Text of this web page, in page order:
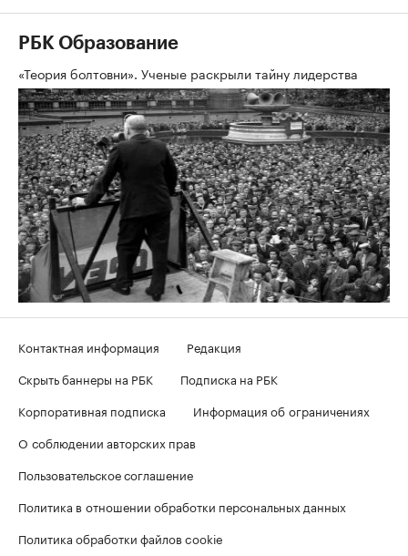
РБК Образование
«Теория болтовни». Ученые раскрыли тайну лидерства
Контактная информация
Редакция
Скрыть баннеры на РБК
Подписка на РБК
Корпоративная подписка
Информация об ограничениях
О соблюдении авторских прав
Пользовательское соглашение
Политика в отношении обработки персональных данных
Политика обработки файлов cookie